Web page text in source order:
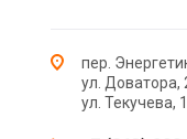
пер.
ул. Доватора,
ул. Текучева,